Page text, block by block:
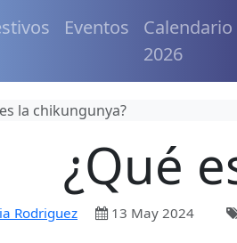
Eventos
Calendario
2026
la chikungunya?
¿Qué
Rodriguez 13 May 2024